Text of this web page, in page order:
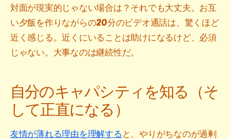
対面が現実的じゃない場合は？それでも大丈夫。お互
い夕飯を作りながらの20分のビデオ通話は、驚くほど
近く感じる。近くにいることは助けになるけど、必須
じゃない。大事なのは継続性だ。
自分のキャパシティを知る（そ
して正直になる）
友情が薄れる理由を理解する と、やりがちなのが過剰